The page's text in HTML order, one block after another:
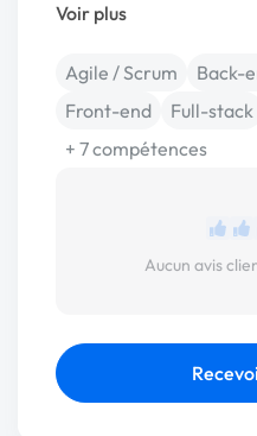
Voir plus
Agile / Scrum Back-
Front-end
Full-stack
+ 7 compétences
Aucun avis